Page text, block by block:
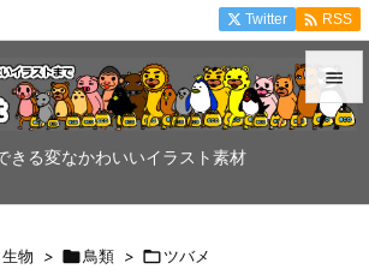
きる変なかわいいイラスト素材


Twitter  RSS
物 > 鳥類 > ツバメ